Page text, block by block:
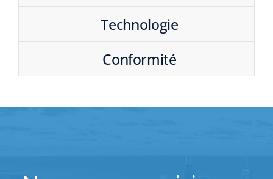
Technologie
Conformité